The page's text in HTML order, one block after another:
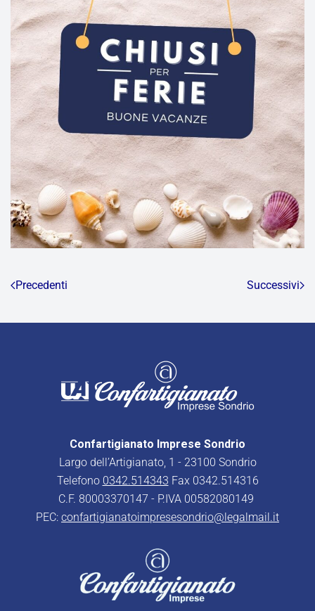
Precedenti Successivi
Confartigianato Imprese Sondrio
Largo dell’Artigianato, 1 - 23100 Sondrio
Telefono 0342.514343 Fax 0342.514316
C.F. 80003370147 - P.IVA 00582080149
PEC: confartigianatoimpresesondrio@legalmail.it